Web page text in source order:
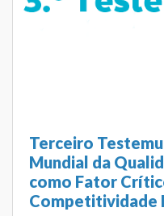
Terceiro
Mundial da
como Fator
Competitividade